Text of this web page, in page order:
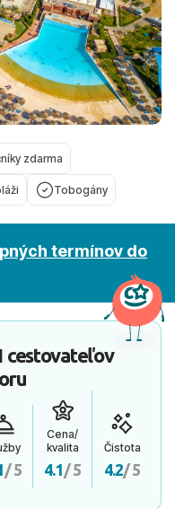
zdarma
Tobogány
termínov do
cestovateľov
/ 5
Cena/
kvalita
4.1/ 5
Čistota
4.2/ 5